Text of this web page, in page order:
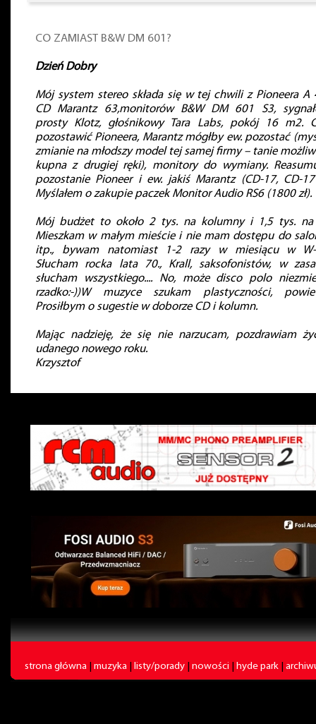
CO ZAMIAST B&W DM 601?
Dzień Dobry
Mój system stereo składa się w tej chwili z Pioneera A
CD Marantz 63,monitorów B&W DM 601 S3,
prosty Klotz, głośnikowy Tara Labs, pokój 16 m2.
pozostawić Pioneera, Marantz mógłby ew. pozostać
zmianie na młodszy model tej samej firmy – tanie
kupna z drugiej ręki), monitory do wymiany.
pozostanie Pioneer i ew. jakiś Marantz (CD-17, CD-
Myślałem o zakupie paczek Monitor Audio RS6 (1800 zł).
Mój budżet to około 2 tys. na kolumny i 1,5 tys. na
Mieszkam w małym mieście i nie mam dostępu do
itp., bywam natomiast 1-2 razy w miesiącu w W-
Słucham rocka lata 70., Krall, saksofonistów, w
słucham wszystkiego.... No, może disco polo
rzadko:-))W muzyce szukam plastyczności,
Prosiłbym o sugestie w doborze CD i kolumn.
Mając nadzieję, że się nie narzucam, pozdrawiam
udanego nowego roku.
Krzysztof
strona główna muzyka listy/porady nowości hyde park